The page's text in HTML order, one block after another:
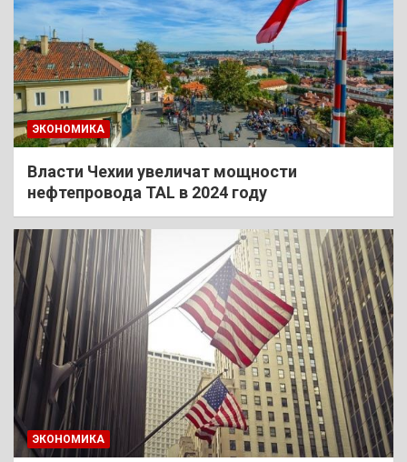
ЭКОНОМИКА
Власти Чехии увеличат мощности
нефтепровода TAL в 2024 году
ЭКОНОМИКА